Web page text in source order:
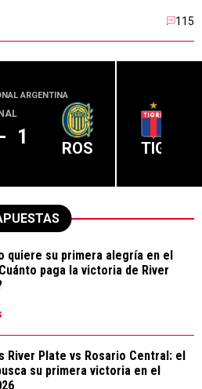
115
ARGENTINA
- 1 ROS TIG
quiere su primera alegría en el
paga la victoria de River
River Plate vs Rosario Central: el
su primera victoria en el